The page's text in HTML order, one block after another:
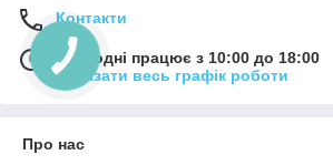
Контакти
Сьогодні працює з 10:00 до 18:00
Показати весь графік роботи
Про нас